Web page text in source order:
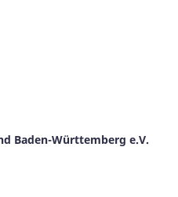
Baden-Württemberg e.V.